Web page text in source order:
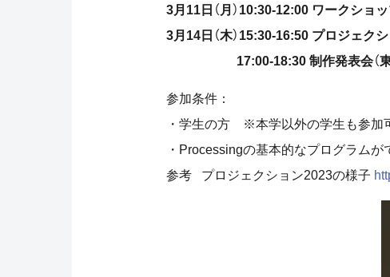
3月11日（月）10:30-12:00 ワークショ
3月14日（木）15:30-16:50 プロジェク
17:00-18:30 制作発表会（東京都
参加条件：
・学生の方 ※本学以外の学生も参加
・Processingの基本的なプログラムが
参考 プロジェクション2023の様子